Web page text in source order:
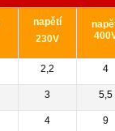
napětí
230V
2,2 4
3 5,5
4 9